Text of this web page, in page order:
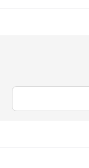
۹ تا ۱۷
۹ تا ۱۷